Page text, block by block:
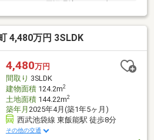
歩2分スーパーバリュー ロピア飯
・。.。・☆・。. ・。.。・☆・。.
人お誘いあわせの上、現地をご覧に
と合わせてご案内致します！
4,480万円 3SLDK
4,480万円
間取り 3SLDK
建物面積124.2m2
土地面積144.22m2
築年月 2025年4月(築1年5ヶ月)
西武池袋線 東飯能駅 徒歩8分
その他の交通